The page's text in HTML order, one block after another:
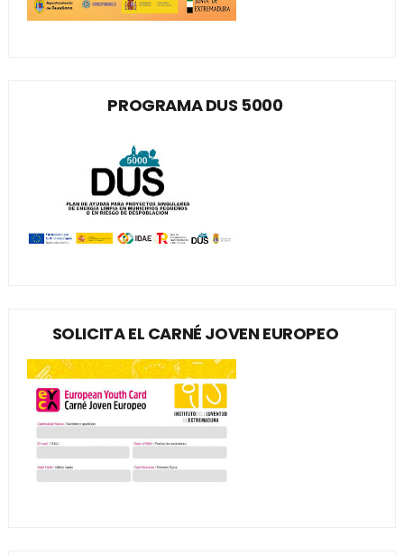
PROGRAMA DUS 5000
SOLICITA EL CARNÉ JOVEN EUROPEO